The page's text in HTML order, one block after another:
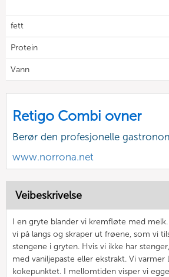
fett
Protein
Vann
Retigo Combi ovner
Berør den profesjonelle
www.norrona.net
Veibeskrivelse
I en gryte blander vi kremfløte med
vi på langs og skraper ut frøene, som vi
stengene i gryten. Hvis vi ikke har
med vaniljepaste eller ekstrakt. Vi
kokepunktet. I mellomtiden visper vi